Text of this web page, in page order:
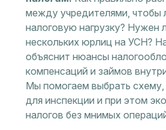
между учредителями, чтобы
налоговую нагрузку? Нужен
нескольких юрлиц на УСН?
объяснит нюансы
компенсаций и займов
Мы помогаем выбрать схему,
для инспекции и при этом
налогов без мнимых